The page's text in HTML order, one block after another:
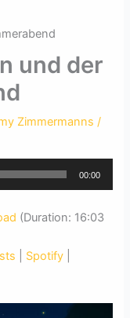
und der
Zimmermanns/
00:00
(Duration: 16:03
Spotify